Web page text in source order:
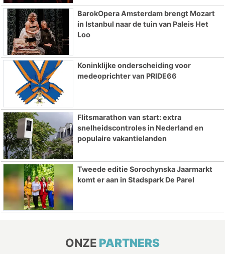
BarokOpera Amsterdam brengt Mozart
in Istanbul naar de tuin van Paleis Het
Loo
Koninklijke onderscheiding voor
medeoprichter van PRIDE66
Flitsmarathon van start: extra
snelheidscontroles in Nederland en
populaire vakantielanden
Tweede editie Sorochynska Jaarmarkt
komt er aan in Stadspark De Parel
ONZE PARTNERS